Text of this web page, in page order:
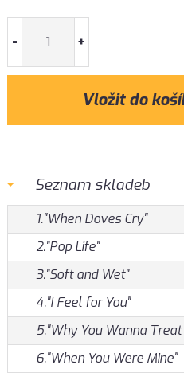
- +
Seznam skladeb
1."When Doves Cry"
2."Pop Life"
3."Soft and Wet"
4."I Feel for You"
5."Why You Wanna Treat
6."When You Were Mine"